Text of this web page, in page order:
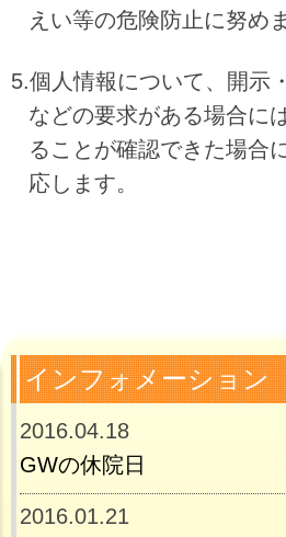
えい等の危険防止に努め
5.個人情報について、開示
などの要求がある場合に
ることが確認できた場合
応します。
インフォメーション
2016.04.18
GWの休院日
2016.01.21